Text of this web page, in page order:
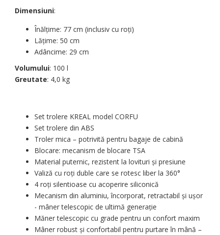
Dimensiuni:
Înălțime: 77 cm (inclusiv cu roți)
Lățime: 50 cm
Adâncime: 29 cm
Volumului: 100 l
Greutate: 4,0 kg
Set trolere KREAL model CORFU
Set trolere din ABS
Troler mica – potrivită pentru bagaje de cabină
Blocare: mecanism de blocare TSA
Material puternic, rezistent la lovituri și presiune
Valiză cu roți duble care se rotesc liber la 360°
4 roți silentioase cu acoperire siliconică
Mecanism din aluminiu, încorporat, retractabil și ușor
- mâner telescopic de ultimă generație
Măner telescopic cu grade pentru un confort maxim
Mâner robust și confortabil pentru purtare în mână –